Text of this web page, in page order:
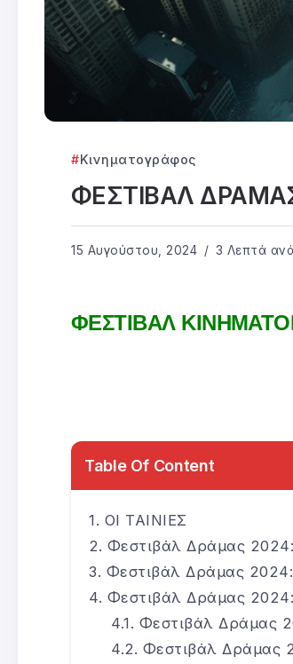
Κινηματογράφος
ΦΕΣΤΙΒΑΛ
15 Αυγούστου, 2024 3 Λεπτά
ΦΕΣΤΙΒΑΛ
Table Of Content
ΟΙ ΤΑΙΝΙΕΣ
Φεστιβάλ Δράμας 2024:
Φεστιβάλ Δράμας 2024:
Φεστιβάλ Δράμας 2024:
Φεστιβάλ Δράμας
Φεστιβάλ Δράμας